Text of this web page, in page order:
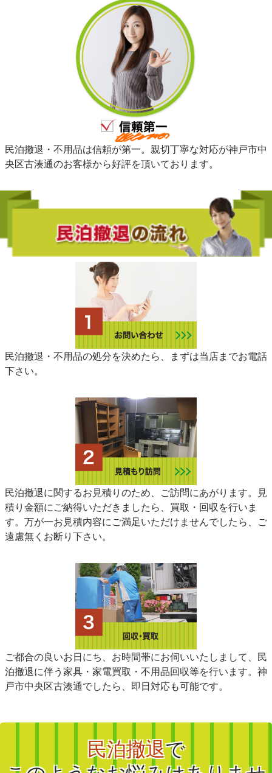
民泊撤退・不用品は信頼が第一。親切丁寧な対応が神戸市中
央区古湊通のお客様から好評を頂いております。
民泊撤退・不用品の処分を決めたら、まずは当店までお電話
下さい。
民泊撤退に関するお見積りのため、ご訪問にあがります。見
積り金額にご納得いただきましたら、買取・回収を行いま
す。万が一お見積内容にご満足いただけませんでしたら、ご
遠慮無くお断り下さい。
ご都合の良いお日にち、お時間帯にお伺いいたしまして、民
泊撤退に伴う家具・家電買取・不用品回収等を行います。神
戸市中央区古湊通でしたら、即日対応も可能です。
民泊撤退で